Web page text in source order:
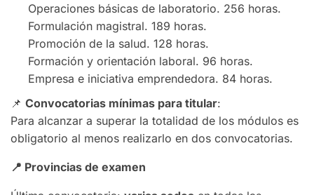
Operaciones básicas de laboratorio. 256 horas.
Formulación magistral. 189 horas.
Promoción de la salud. 128 horas.
Formación y orientación laboral. 96 horas.
Empresa e iniciativa emprendedora. 84 horas.
📌 Convocatorias mínimas para titular:
Para alcanzar a superar la totalidad de los módulos es
obligatorio al menos realizarlo en dos convocatorias.
📍 Provincias de examen